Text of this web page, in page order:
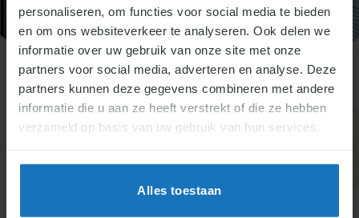
personaliseren, om functies voor social media te bieden
en om ons websiteverkeer te analyseren. Ook delen we
informatie over uw gebruik van onze site met onze
partners voor social media, adverteren en analyse. Deze
partners kunnen deze gegevens combineren met andere
informatie die u aan ze heeft verstrekt of die ze hebben
verzameld op basis van uw gebruik van hun services.
Alles toestaan